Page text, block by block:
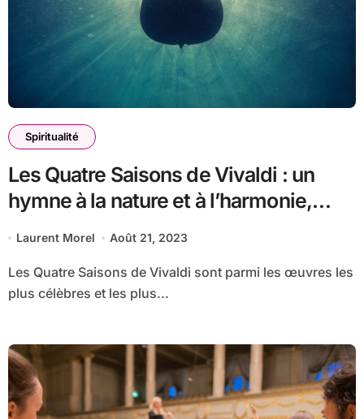
Spiritualité
Les Quatre Saisons de Vivaldi : un
hymne à la nature et à l’harmonie,
affirme le Père Claude-Jean-Marie
Laurent Morel Août 21, 2023
Les Quatre Saisons de Vivaldi sont parmi les œuvres les
plus célèbres et les plus...